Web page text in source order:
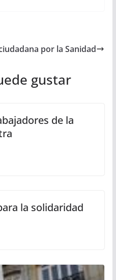
por la Sanidad
gustar
de la
la solidaridad